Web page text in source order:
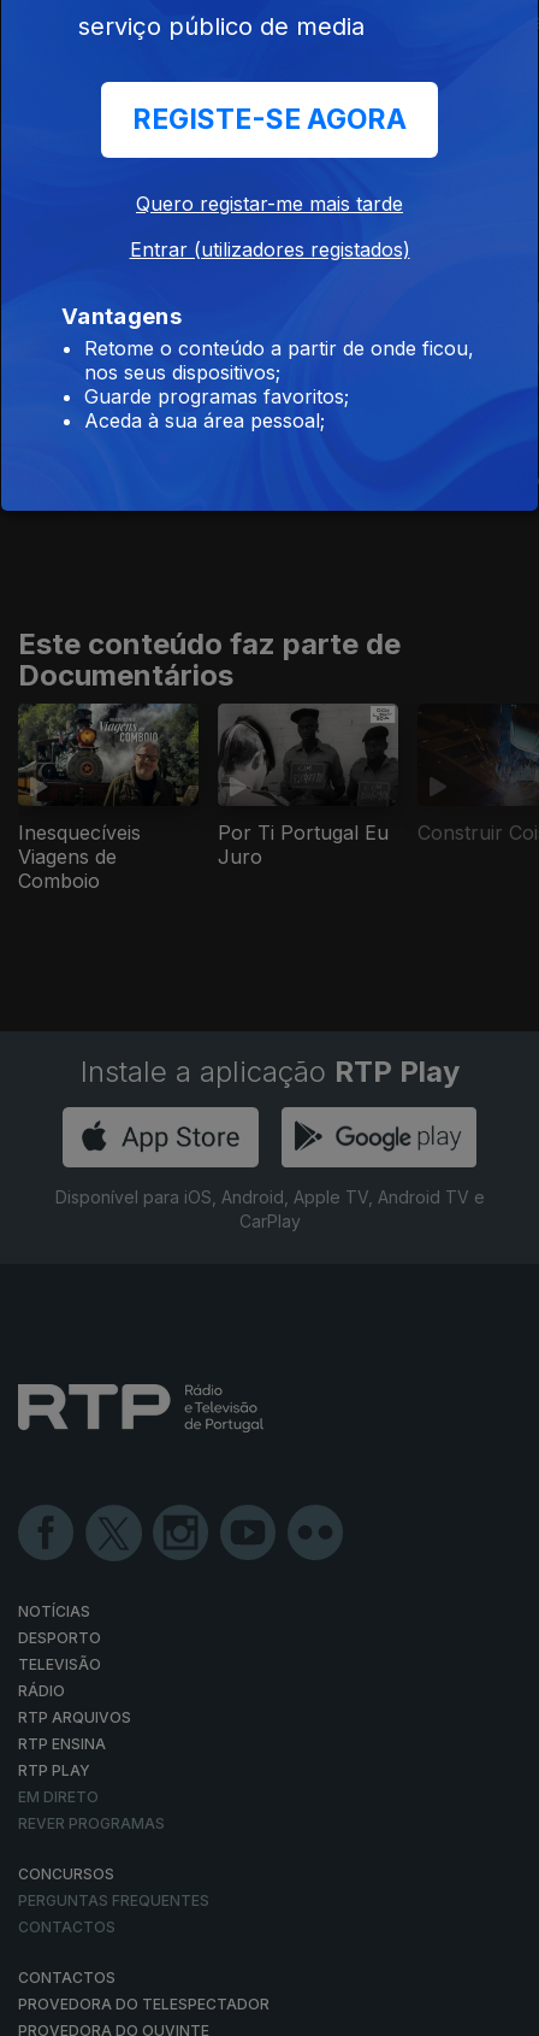
As Últimas Pegadas
do Neandertal
Os Dez
Somos
Este conteúdo faz parte de
Documentários de Viagens e
O Meu Timor
Ilhas Japonesas
Mediterrâneo
Este conteúdo faz parte de
Documentários
Inesquecíveis
Viagens de
Comboio
Por Ti Portugal Eu
Juro
Construir
Instale a aplicação RTP Play
Disponível para iOS, Android, Apple TV, Android TV e
CarPlay
NOTÍCIAS
DESPORTO
TELEVISÃO
RÁDIO
RTP ARQUIVOS
RTP ENSINA
RTP PLAY
EM DIRETO
REVER PROGRAMAS
CONCURSOS
PERGUNTAS FREQUENTES
CONTACTOS
CONTACTOS
PROVEDORA DO TELESPECTADOR
PROVEDORA DO OUVINTE
serviço público de media
REGISTE-SE AGORA
Quero registar-me mais tarde
Entrar (utilizadores registados)
Vantagens
Retome o conteúdo a partir de onde ficou,
nos seus dispositivos;
Guarde programas favoritos;
Aceda à sua área pessoal;